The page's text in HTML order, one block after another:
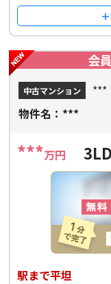
会
中古マンション
***
物件名：***
***万円
駅まで平坦